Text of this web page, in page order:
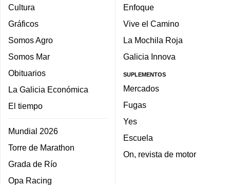
Cultura
Gráficos
Somos Agro
Somos Mar
Obituarios
La Galicia Económica
El tiempo
Mundial 2026
Torre de Marathon
Grada de Río
Opa Racing
Enfoque
Vive el Camino
La Mochila Roja
Galicia Innova
SUPLEMENTOS
Mercados
Fugas
Yes
Escuela
On, revista de motor